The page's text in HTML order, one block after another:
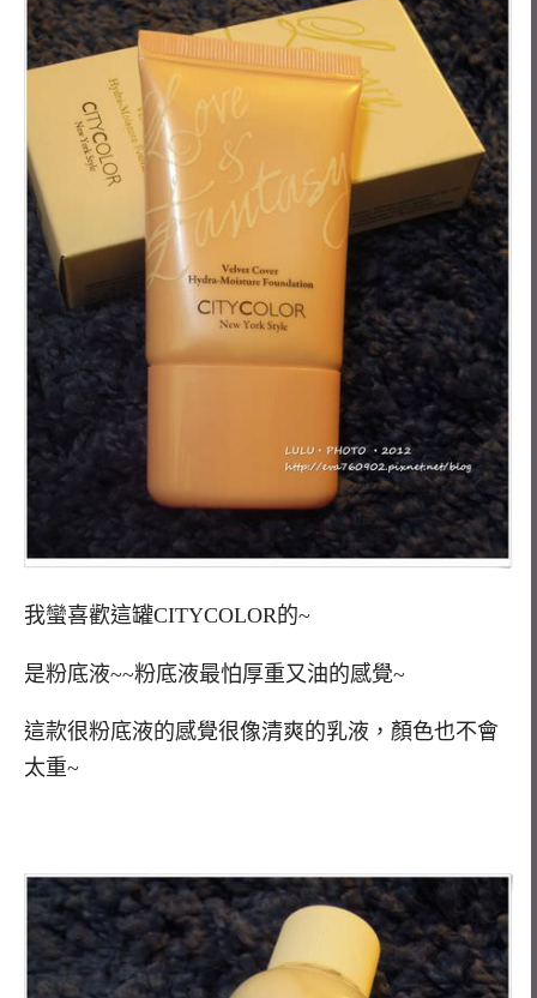
我蠻喜歡這罐CITYCOLOR的~
是粉底液~~粉底液最怕厚重又油的感覺~
這款很粉底液的感覺很像清爽的乳液，顏色也不會
太重~